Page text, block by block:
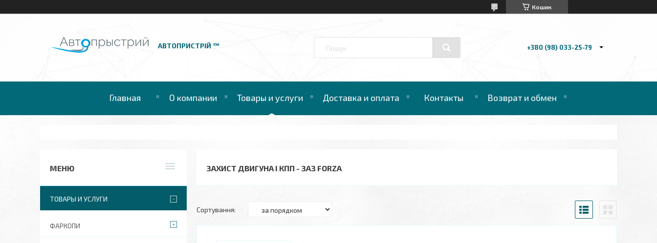
Кошик
АВТОПРИСТРІЙ ™ +380 (98) 033-25-79
Главная О компании Товары и услуги Доставка и оплата Контакты Возврат и обмен
ЗАХИСТ ДВИГУНА І КПП - ЗАЗ FORZA
ТОВАРЫ И УСЛУГИ
ФАРКОПИ